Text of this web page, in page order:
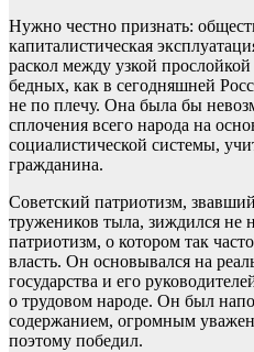
Нужно честно признать:
капиталистическая
раскол между узкой
бедных, как в сегодняшней
не по плечу. Она была бы
сплочения всего народа на
социалистической системы,
гражданина.
Советский патриотизм,
тружеников тыла, зиждился не
патриотизм, о котором так
власть. Он основывался на
государства и его
о трудовом народе. Он был
содержанием, огромным
поэтому победил.